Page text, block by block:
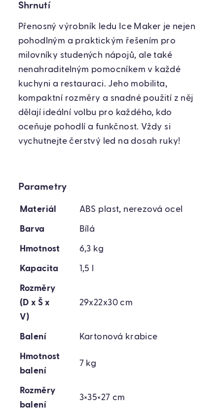
Shrnutí
Přenosný výrobník ledu Ice Maker je nejen
pohodlným a praktickým řešením pro
milovníky studených nápojů, ale také
nenahraditelným pomocníkem v každé
kuchyni a restauraci. Jeho mobilita,
kompaktní rozměry a snadné použití z něj
dělají ideální volbu pro každého, kdo
oceňuje pohodlí a funkčnost. Vždy si
vychutnejte čerstvý led na dosah ruky!
Parametry
Materiál ABS plast, nerezová ocel
Barva Bílá
Hmotnost 6,3 kg
Kapacita 1,5 l
Rozměry
(D x Š x
V)
29x22x30 cm
Balení Kartonová krabice
Hmotnost
balení
7 kg
Rozměry
balení
3×35×27 cm